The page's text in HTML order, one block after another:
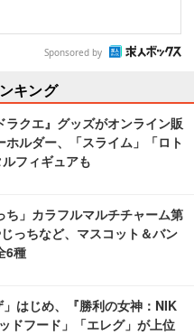
Sponsored by
キング
ラクエ』グッズがオンライン販
ホルダー、「スライム」「ロト
フィギュアも
ち」カラフルマルチチャーム第
っちなど、マスコット＆バン
6種
」はじめ、『勝利の女神：NIK
ドフード」「エレグ」が上位